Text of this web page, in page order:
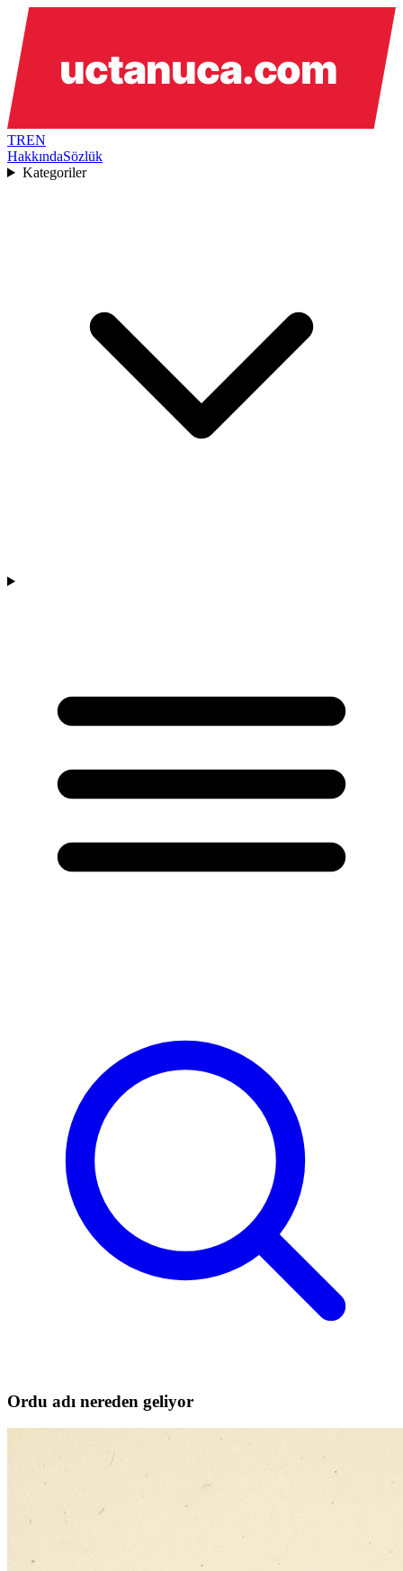
TREN
HakkındaSözlük
Kategoriler
Ordu adı nereden geliyor